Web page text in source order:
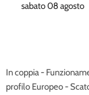
sabato 08 agosto
In coppia -
profilo Europeo -